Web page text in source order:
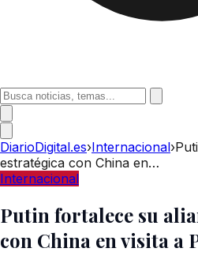
DiarioDigital.es›Internacional›
estratégica con China en…
Internacional
Putin fortalece su
con China en visita a